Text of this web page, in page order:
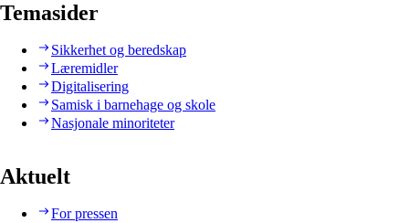
Temasider
Sikkerhet og beredskap
Læremidler
Digitalisering
Samisk i barnehage og skole
Nasjonale minoriteter
Aktuelt
For pressen